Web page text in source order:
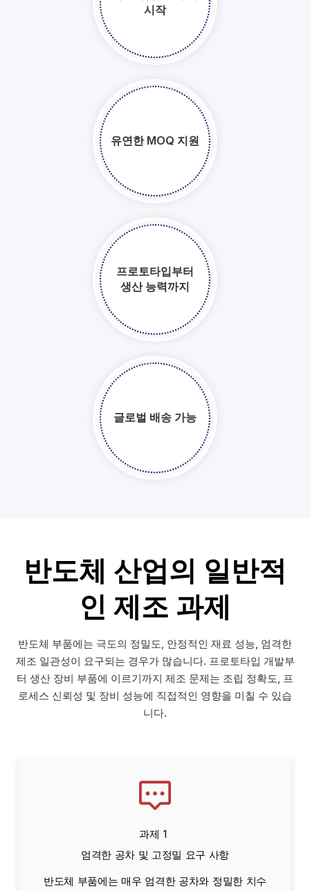
시작​​​​​​​
유연한 MOQ 지원​​​​​​​
프로토타입부터
생산 능력까지​​​​​​​
글로벌 배송 가능​​​​​​​
반도체 산업의 일반적
인 제조 과제
반도체 부품에는 극도의 정밀도, 안정적인 재료 성능, 엄격한
제조 일관성이 요구되는 경우가 많습니다. 프로토타입 개발부
터 생산 장비 부품에 이르기까지 제조 문제는 조립 정확도, 프
로세스 신뢰성 및 장비 성능에 직접적인 영향을 미칠 수 있습
니다.
과제 1
엄격한 공차 및 고정밀 요구 사항
반도체 부품에는 매우 엄격한 공차와 정밀한 치수